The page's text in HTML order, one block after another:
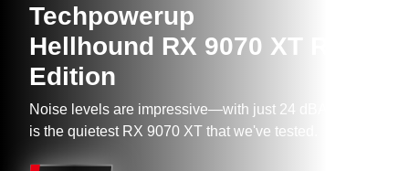
Techpowerup
Hellhound RX 9070 XT Reva
Edition
Noise levels are impressive—with just 24 dBA, the card
is the quietest RX 9070 XT that we've tested.